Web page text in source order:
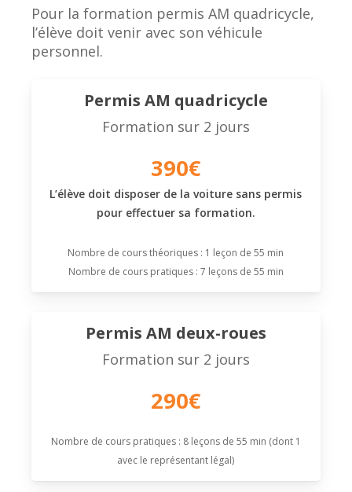
Pour la formation permis AM quadricycle,
l’élève doit venir avec son véhicule
personnel.
Permis AM quadricycle
Formation sur 2 jours
390€
L’élève doit disposer de la voiture sans permis
pour effectuer sa formation.
Nombre de cours théoriques : 1 leçon de 55 min
Nombre de cours pratiques : 7 leçons de 55 min
Permis AM deux-roues
Formation sur 2 jours
290€
Nombre de cours pratiques : 8 leçons de 55 min (dont 1
avec le représentant légal)